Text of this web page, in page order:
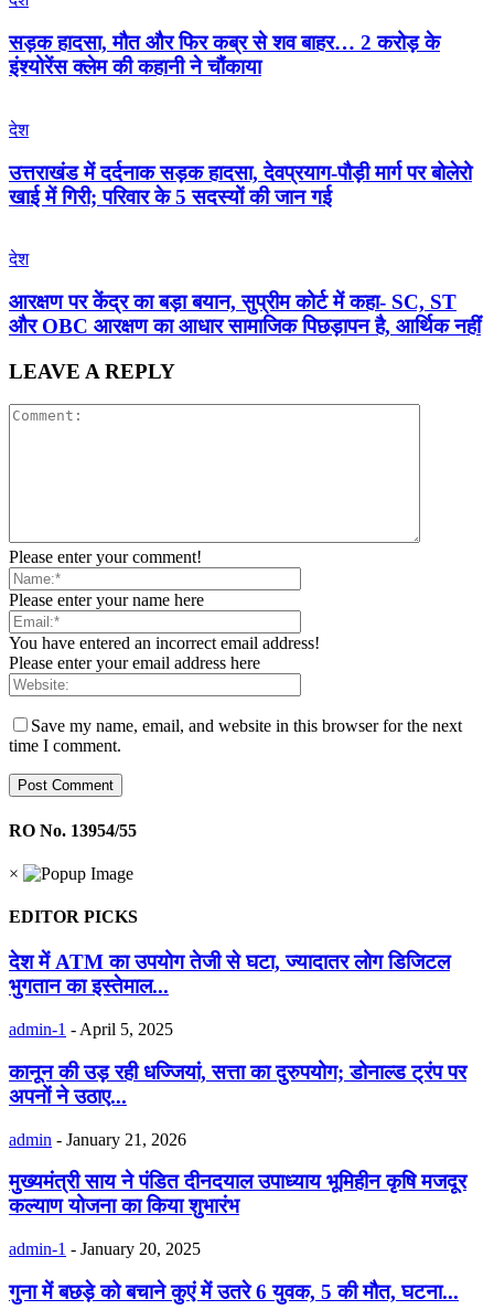
सड़क हादसा, मौत और फिर कब्र से शव बाहर… 2 करोड़ के
इंश्योरेंस क्लेम की कहानी ने चौंकाया
देश
उत्तराखंड में दर्दनाक सड़क हादसा, देवप्रयाग-पौड़ी मार्ग पर बोलेरो
खाई में गिरी; परिवार के 5 सदस्यों की जान गई
देश
आरक्षण पर केंद्र का बड़ा बयान, सुप्रीम कोर्ट में कहा- SC, ST
और OBC आरक्षण का आधार सामाजिक पिछड़ापन है, आर्थिक नहीं
LEAVE A REPLY
Please enter your comment!
Please enter your name here
You have entered an incorrect email address!
Please enter your email address here
Save my name, email, and website in this browser for the next
time I comment.
RO No. 13954/55
×
EDITOR PICKS
देश में ATM का उपयोग तेजी से घटा, ज्यादातर लोग डिजिटल
भुगतान का इस्तेमाल...
admin-1 - April 5, 2025
कानून की उड़ रही धज्जियां, सत्ता का दुरुपयोग; डोनाल्ड ट्रंप पर
अपनों ने उठाए...
admin - January 21, 2026
मुख्यमंत्री साय ने पंडित दीनदयाल उपाध्याय भूमिहीन कृषि मजदूर
कल्याण योजना का किया शुभारंभ
admin-1 - January 20, 2025
गुना में बछड़े को बचाने कुएं में उतरे 6 युवक, 5 की मौत, घटना...